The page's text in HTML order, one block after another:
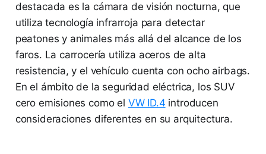
destacada es la cámara de visión nocturna, que
utiliza tecnología infrarroja para detectar
peatones y animales más allá del alcance de los
faros. La carrocería utiliza aceros de alta
resistencia, y el vehículo cuenta con ocho airbags.
En el ámbito de la seguridad eléctrica, los SUV
cero emisiones como el VW ID.4 introducen
consideraciones diferentes en su arquitectura.